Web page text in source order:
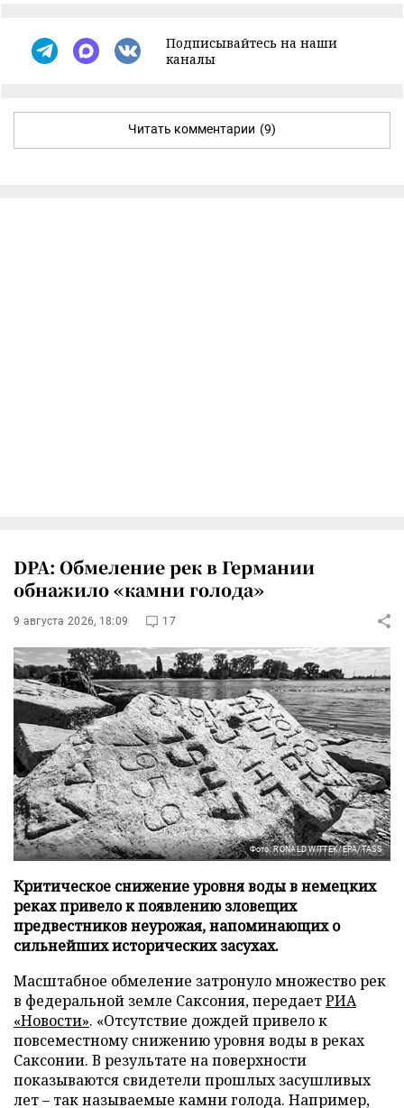
Подписывайтесь на наши
каналы
Читать комментарии (9)
DPA: Обмеление рек в Германии
обнажило «камни голода»
9 августа 2026, 18:09 17
Фото: RONALD WITTEK/EPA/TASS
Критическое снижение уровня воды в немецких
реках привело к появлению зловещих
предвестников неурожая, напоминающих о
сильнейших исторических засухах.
Масштабное обмеление затронуло множество рек
в федеральной земле Саксония, передаетРИА
«Новости». «Отсутствие дождей привело к
повсеместному снижению уровня воды в реках
Саксонии. В результате на поверхности
показываются свидетели прошлых засушливых
лет – так называемые камни голода. Например,